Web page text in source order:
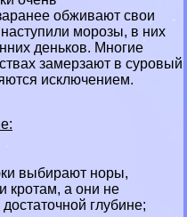
обживают свои
морозы, в них
деньков. Многие
замерзают в суровый
исключением.
выбирают норы,
а они не
глубине;